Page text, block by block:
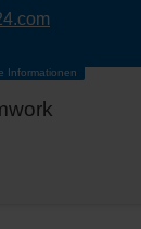
Informationen